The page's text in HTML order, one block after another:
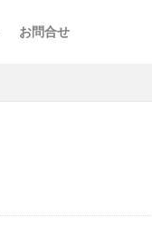
お問合せ